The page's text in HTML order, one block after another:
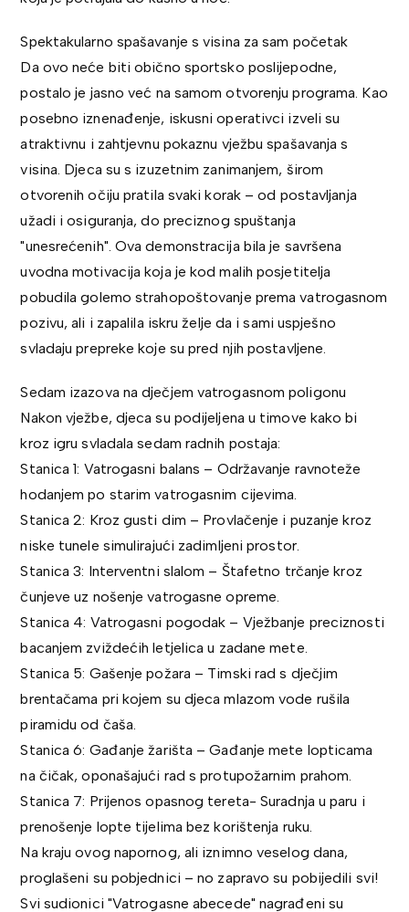
Spektakularno spašavanje s visina za sam početak
Da ovo neće biti obično sportsko poslijepodne,
postalo je jasno već na samom otvorenju programa. Kao
posebno iznenađenje, iskusni operativci izveli su
atraktivnu i zahtjevnu pokaznu vježbu spašavanja s
visina. Djeca su s izuzetnim zanimanjem, širom
otvorenih očiju pratila svaki korak – od postavljanja
užadi i osiguranja, do preciznog spuštanja
"unesrećenih". Ova demonstracija bila je savršena
uvodna motivacija koja je kod malih posjetitelja
pobudila golemo strahopoštovanje prema vatrogasnom
pozivu, ali i zapalila iskru želje da i sami uspješno
svladaju prepreke koje su pred njih postavljene.
Sedam izazova na dječjem vatrogasnom poligonu
Nakon vježbe, djeca su podijeljena u timove kako bi
kroz igru svladala sedam radnih postaja:
Stanica 1: Vatrogasni balans – Održavanje ravnoteže
hodanjem po starim vatrogasnim cijevima.
Stanica 2: Kroz gusti dim – Provlačenje i puzanje kroz
niske tunele simulirajući zadimljeni prostor.
Stanica 3: Interventni slalom – Štafetno trčanje kroz
čunjeve uz nošenje vatrogasne opreme.
Stanica 4: Vatrogasni pogodak – Vježbanje preciznosti
bacanjem zviždećih letjelica u zadane mete.
Stanica 5: Gašenje požara – Timski rad s dječjim
brentačama pri kojem su djeca mlazom vode rušila
piramidu od čaša.
Stanica 6: Gađanje žarišta – Gađanje mete lopticama
na čičak, oponašajući rad s protupožarnim prahom.
Stanica 7: Prijenos opasnog tereta- Suradnja u paru i
prenošenje lopte tijelima bez korištenja ruku.
Na kraju ovog napornog, ali iznimno veselog dana,
proglašeni su pobjednici – no zapravo su pobijedili svi!
Svi sudionici "Vatrogasne abecede" nagrađeni su